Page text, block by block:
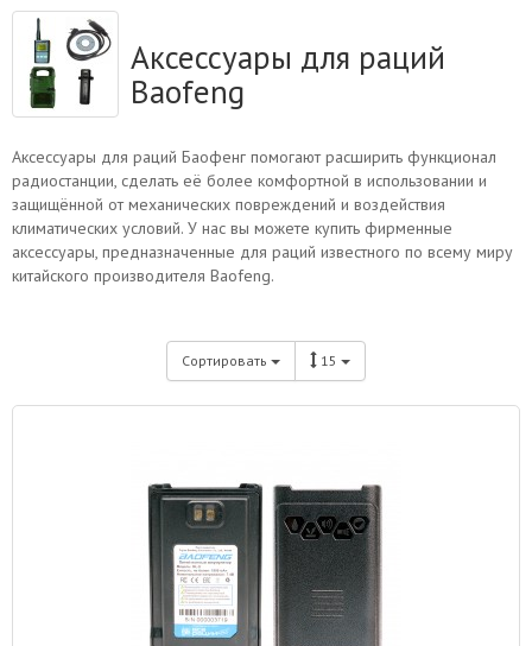
Аксессуары для раций
Baofeng
Аксессуары для раций Баофенг помогают расширить функционал
радиостанции, сделать её более комфортной в использовании и
защищённой от механических повреждений и воздействия
климатических условий. У нас вы можете купить фирменные
аксессуары, предназначенные для раций известного по всему миру
китайского производителя Baofeng.
Сортировать 15